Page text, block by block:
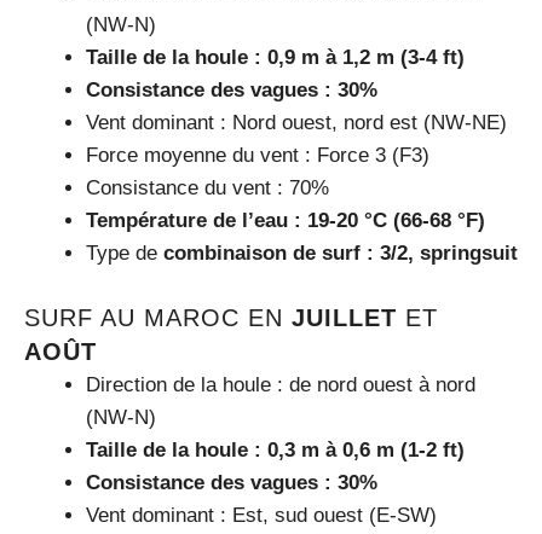
(NW-N)
Taille de la houle : 0,9 m à 1,2 m (3-4 ft)
Consistance des vagues : 30%
Vent dominant : Nord ouest, nord est (NW-NE)
Force moyenne du vent : Force 3 (F3)
Consistance du vent : 70%
Température de l’eau : 19-20 °C (66-68 °F)
Type de combinaison de surf : 3/2, springsuit
SURF AU MAROC EN JUILLET ET
AOÛT
Direction de la houle : de nord ouest à nord
(NW-N)
Taille de la houle : 0,3 m à 0,6 m (1-2 ft)
Consistance des vagues : 30%
Vent dominant : Est, sud ouest (E-SW)